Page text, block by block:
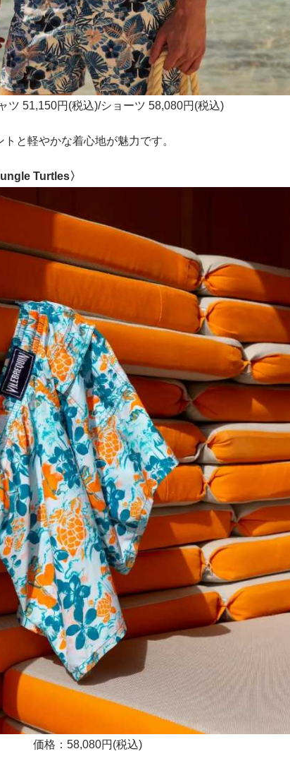
ツ 51,150円(税込)/ショーツ 58,080円(税込)
と軽やかな着心地が魅力です。
Turtles〉
価格：58,080円(税込)